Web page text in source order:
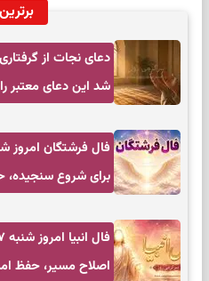
دعای نجات از
شد این دعای معتبر
برای شروع
اصلاح مسیر، حفظ